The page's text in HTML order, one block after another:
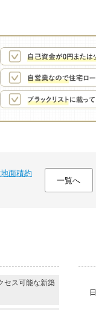
面積約
一覧へ
セス可能な新築
日